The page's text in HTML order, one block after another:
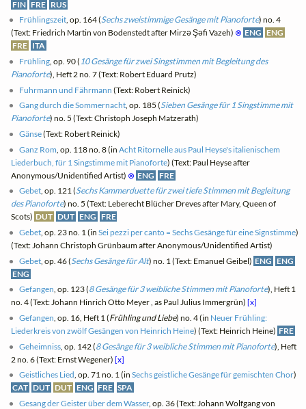
FIN FRE RUS
Frühlingszeit, op. 164 (Sechs zweistimmige Gesänge mit Pianoforte) no. 4
(Text: Friedrich Martin von Bodenstedt after Mirzə Şəfi Vazeh) ⊗ ENG ENG
FRE ITA
Frühling , op. 90 ( 10 Gesänge für zwei Singstimmen mit Begleitung des
Pianoforte), Heft 2 no. 7 (Text: Robert Eduard Prutz)
Fuhrmann und Fährmann (Text: Robert Reinick)
Gang durch die Sommernacht, op. 185 (Sieben Gesänge für 1 Singstimme mit
Pianoforte) no. 5 (Text: Christoph Joseph Matzerath)
Gänse(Text: Robert Reinick)
Ganz Rom , op. 118 no. 8 (inAcht Ritornelle aus Paul Heyse's italienischem
Liederbuch, für 1 Singstimme mit Pianoforte) (Text: Paul Heyse after
Anonymous/Unidentified Artist) ⊗ ENG FRE
Gebet, op. 121 (Sechs Kammerduette für zwei tiefe Stimmen mit Begleitung
des Pianoforte) no. 5 (Text: Leberecht Blücher Dreves after Mary, Queen of
Scots) DUT DUT ENG FRE
Gebet , op. 23 no. 1 (inSei pezzi per canto = Sechs Gesänge für eine Signstimme)
(Text: Johann Christoph Grünbaum after Anonymous/Unidentified Artist)
Gebet , op. 46 (Sechs Gesänge für Alt) no. 1 (Text: Emanuel Geibel) ENG ENG
ENG
Gefangen, op. 123 (8 Gesänge für 3 weibliche Stimmen mit Pianoforte), Heft 1
no. 4 (Text: Johann Hinrich Otto Meyer , as Paul Julius Immergrün)[x]
Gefangen , op. 16, Heft 1 (Frühling und Liebe) no. 4 (in Neuer Frühling:
Liederkreis von zwölf Gesängen von Heinrich Heine) (Text: Heinrich Heine) FRE
Geheimniss , op. 142 (8 Gesänge für 3 weibliche Stimmen mit Pianoforte), Heft
2 no. 6 (Text: Ernst Wegener)[x]
Geistliches Lied, op. 71 no. 1 (inSechs geistliche Gesänge für gemischten Chor)
CAT DUT DUT ENG FRE SPA
Gesang der Geister über dem Wasser, op. 36 (Text: Johann Wolfgang von